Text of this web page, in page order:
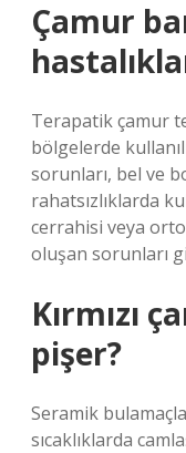
Çamur
Terapatik çamur
bölgelerde
sorunları, bel ve
rahatsızlıklarda
cerrahisi veya
oluşan sorunları
Kırmızı
pişer?
Seramik
sıcaklıklarda